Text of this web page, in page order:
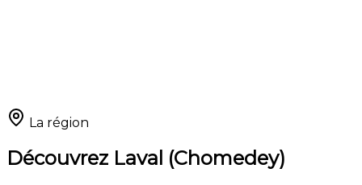
La région
Découvrez Laval (Chomedey)